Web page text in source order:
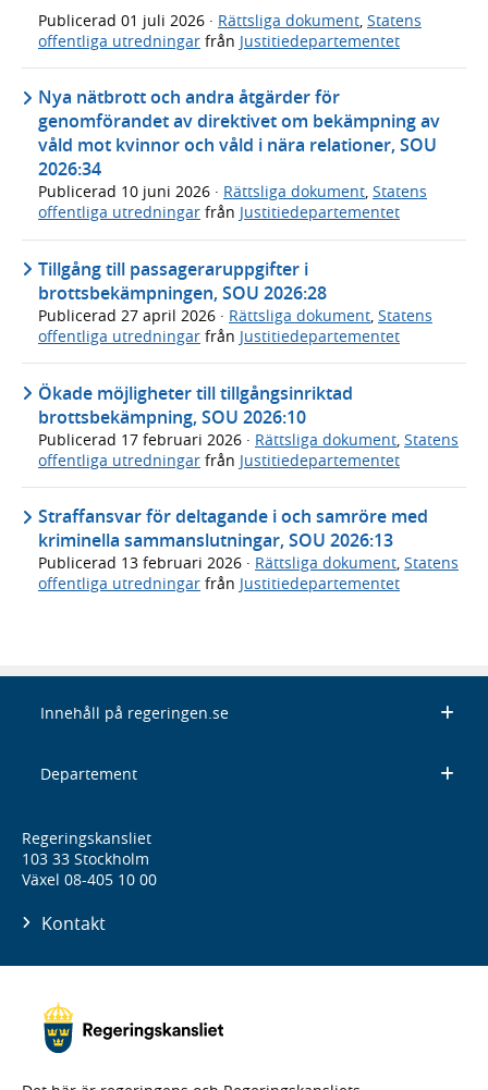
Publicerad 01 juli 2026 · Rättsliga dokument Statens
offentliga utredningar från Justitiedepartementet
Nya nätbrott och andra åtgärder för
genomförandet av direktivet om bekämpning av
våld mot kvinnor och våld i nära relationer, SOU
2026:34
Publicerad 10 juni 2026 · Rättsliga dokument, Statens
offentliga utredningar från Justitiedepartementet
Tillgång till passageraruppgifter i
brottsbekämpningen, SOU 2026:28
Publicerad 27 april 2026 · Rättsliga dokument, Statens
offentliga utredningar från Justitiedepartementet
Ökade möjligheter till tillgångsinriktad
brottsbekämpning, SOU 2026:10
Publicerad 17 februari 2026 · Rättsliga dokument Statens
offentliga utredningar från Justitiedepartementet
Straffansvar för deltagande i och samröre med
kriminella sammanslutningar, SOU 2026:13
Publicerad 13 februari 2026 · Rättsliga dokument, Statens
offentliga utredningar från Justitiedepartementet
Innehåll på regeringen.se
Departement
Regeringskansliet
103 33 Stockholm
Växel 08-405 10 00
Kontakt